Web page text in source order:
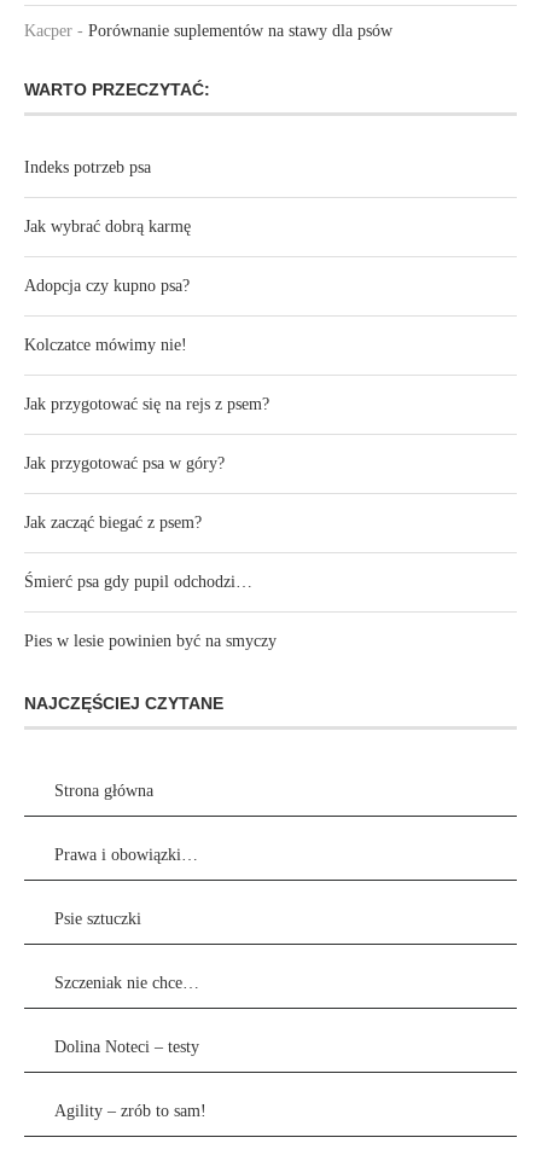
Kacper - Porównanie suplementów na stawy dla psów
WARTO PRZECZYTAĆ:
Indeks potrzeb psa
Jak wybrać dobrą karmę
Adopcja czy kupno psa?
Kolczatce mówimy nie!
Jak przygotować się na rejs z psem?
Jak przygotować psa w góry?
Jak zacząć biegać z psem?
Śmierć psa gdy pupil odchodzi…
Pies w lesie powinien być na smyczy
NAJCZĘŚCIEJ CZYTANE
Strona główna
Prawa i obowiązki…
Psie sztuczki
Szczeniak nie chce…
Dolina Noteci – testy
Agility – zrób to sam!